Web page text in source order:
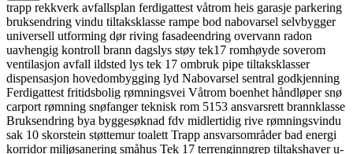
trapp rekkverk avfallsplan ferdigattest våtrom heis garasje parkering
bruksendring vindu tiltaksklasse rampe bod nabovarsel selvbygger
universell utforming dørriving fasadeendring overvann radon
uavhengig kontroll brann dagslys støy tek17 romhøyde soverom
ventilasjon avfall ildsted lys tek 17 ombruk pipe tiltaksklasser
dispensasjon hovedombygging lyd Nabovarsel sentral godkjenning
Ferdigattest fritidsbolig rømningsvei Våtrom boenhet håndløpersnø
carport rømning snøfangerteknisk rom 5153 ansvarsrett brannklasse
Bruksendring bya byggesøknad fdv midlertidig rive rømningsvindu
sak 10 skorstein støttemurtoalett Trapp ansvarsområderbad energi
korridormiljøsanering småhus Tek 17 terrenginngrep tiltakshaveru-